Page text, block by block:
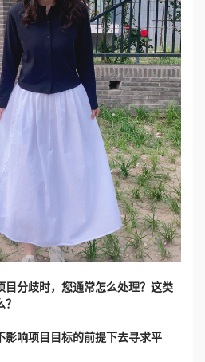
分歧时，您通常怎么处理？这类
影响项目目标的前提下去寻求平